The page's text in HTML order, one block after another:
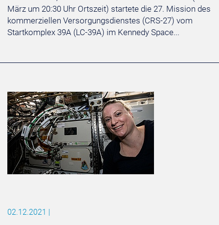
März um 20:30 Uhr Ortszeit) startete die 27. Mission des
kommerziellen Versorgungsdienstes (CRS-27) vom
Startkomplex 39A (LC-39A) im Kennedy Space...
02.12.2021 |